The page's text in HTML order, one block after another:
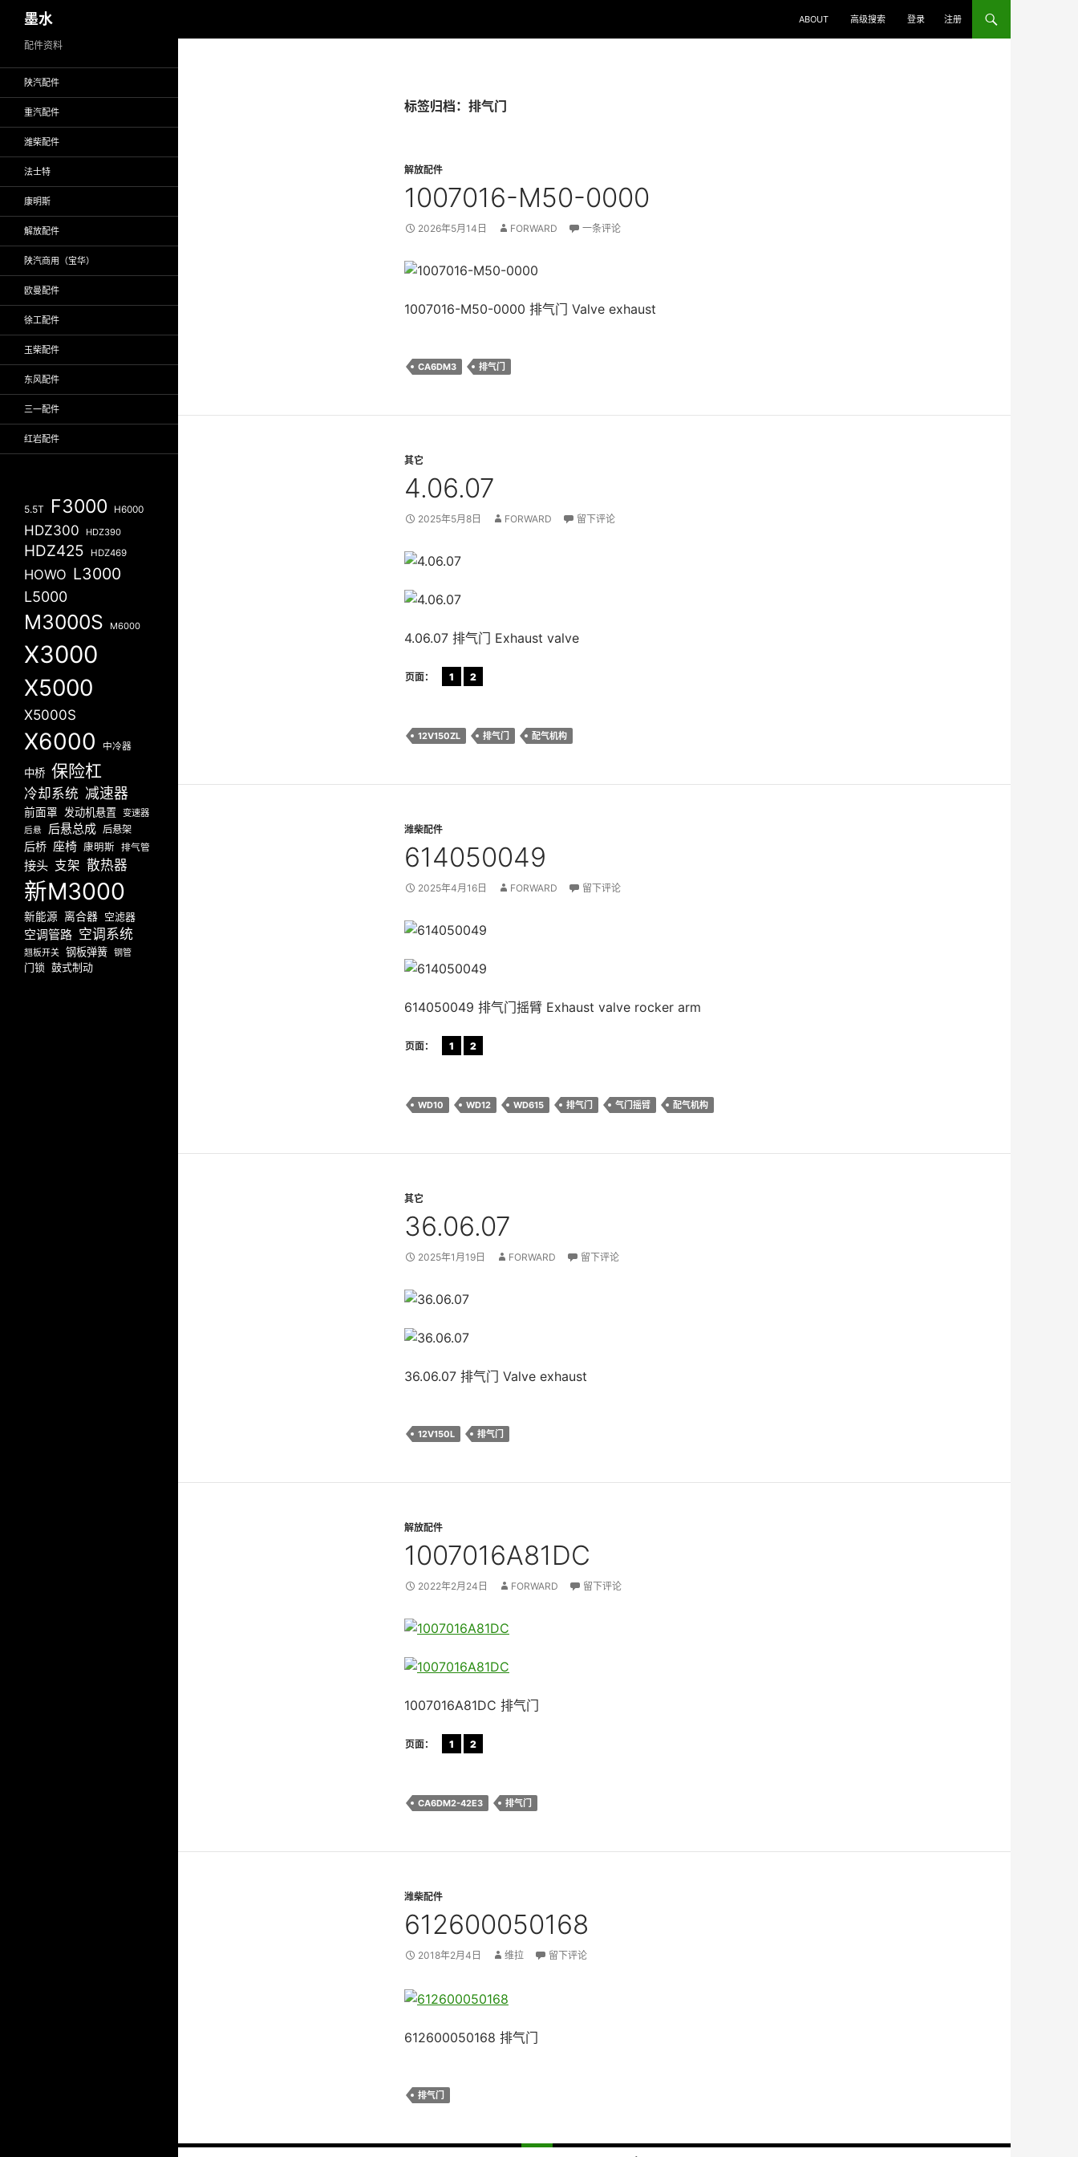
至
墨水 ABOUT 高级搜索 登录 注册
标签归档：排气门
解放配件
1007016-M50-0000
2026年5月14日 FORWARD 一条评论
1007016-M50-0000 排气门 Valve exhaust
CA6DM3 排气门
其它
4.06.07
2025年5月8日 FORWARD 留下评论
4.06.07 排气门 Exhaust valve
页面： 1 2
12V150ZL 排气门 配气机构
潍柴配件
614050049
2025年4月16日 FORWARD 留下评论
614050049 排气门摇臂 Exhaust valve rocker arm
页面： 1 2
WD10 WD12 WD615 排气门 气门摇臂 配气机构
其它
36.06.07
2025年1月19日 FORWARD 留下评论
36.06.07 排气门 Valve exhaust
12V150L 排气门
解放配件
1007016A81DC
2022年2月24日 FORWARD 留下评论
1007016A81DC 排气门
页面： 1 2
CA6DM2-42E3 排气门
潍柴配件
612600050168
2018年2月4日 维拉 留下评论
612600050168 排气门
排气门
配件资料
陕汽配件
重汽配件
潍柴配件
法士特
康明斯
解放配件
陕汽商用（宝华）
欧曼配件
徐工配件
玉柴配件
东风配件
三一配件
红岩配件
5.5T F3000 H6000
HDZ300 HDZ390
HDZ425 HDZ469
HOWO L3000
L5000
M3000S M6000
X3000
X5000
X5000S
X6000 中冷器
中桥 保险杠
冷却系统 减速器
前面罩 发动机悬置 变速器
后悬 后悬总成 后悬架
后桥 座椅 康明斯 排气管
接头 支架 散热器
新M3000
新能源 离合器 空滤器
空调管路 空调系统
翘板开关 钢板弹簧 钢管
门锁 鼓式制动